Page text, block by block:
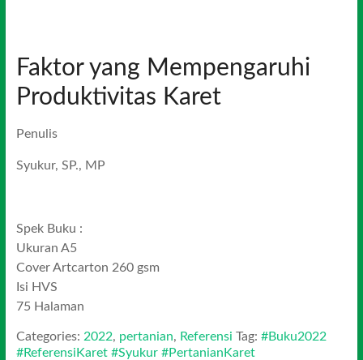
Faktor yang Mempengaruhi
Produktivitas Karet
Penulis
Syukur, SP., MP
Spek Buku :
Ukuran A5
Cover Artcarton 260 gsm
Isi HVS
75 Halaman
Categories: 2022, pertanian, Referensi Tag: #Buku2022
#ReferensiKaret #Syukur #PertanianKaret